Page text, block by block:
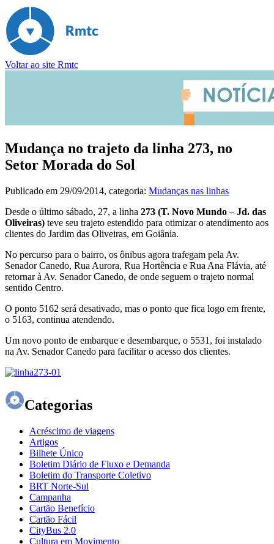
Voltar ao site Rmtc
Mudança no trajeto da linha 273, no
Setor Morada do Sol
Publicado em 29/09/2014, categoria: Mudanças nas linhas
Desde o último sábado, 27, a linha 273 (T. Novo Mundo – Jd. das
Oliveiras) teve seu trajeto estendido para otimizar o atendimento aos
clientes do Jardim das Oliveiras, em Goiânia.
No percurso para o bairro, os ônibus agora trafegam pela Av.
Senador Canedo, Rua Aurora, Rua Hortência e Rua Ana Flávia, até
retornar à Av. Senador Canedo, de onde seguem o trajeto normal
sentido Centro.
O ponto 5162 será desativado, mas o ponto que fica logo em frente,
o 5163, continua atendendo.
Um novo ponto de embarque e desembarque, o 5531, foi instalado
na Av. Senador Canedo para facilitar o acesso dos clientes.
Categorias
Acréscimo de viagens
Artigos
Bilhete Único
Boletim Diário de Fluxo e Demanda
Boletim do Transporte Coletivo
BRT Norte-Sul
Campanha
Cartão Benefício
Cartão Fácil
CityBus 2.0
Cultura em Movimento